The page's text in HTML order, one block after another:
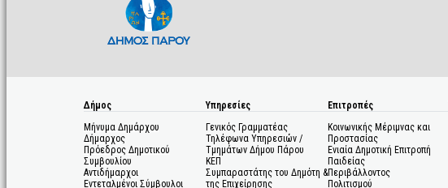
Δήμος
Μήνυμα Δημάρχου
Δήμαρχος
Πρόεδρος Δημοτικού
Συμβουλίου
Αντιδήμαρχοι
Εντεταλμένοι Σύμβουλοι
Υπηρεσίες
Γενικός Γραμματέας
Τηλέφωνα Υπηρεσιών /
Τμημάτων Δήμου Πάρου
ΚΕΠ
Συμπαραστάτης του Δημότη &
της Επιχείρησης
Επιτροπές
Κοινωνικής Μέριμνας και
Προστασίας
Ενιαία Δημοτική Επιτροπή
Παιδείας
Περιβάλλοντος
Πολιτισμού